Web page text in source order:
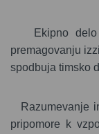
Ekipno
premagovanju
spodbuja timsko
Razumevanje
pripomore k